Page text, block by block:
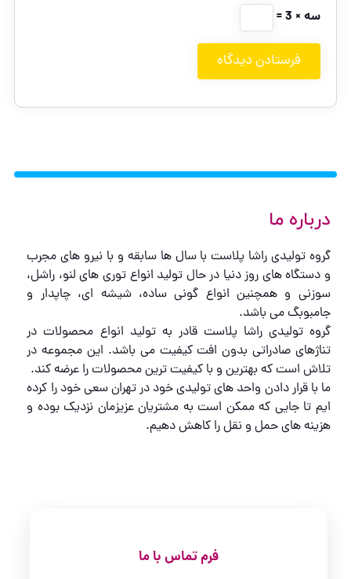
سه × 3 =
درباره ما
گروه تولیدی راشا پلاست با سال ها سابقه و با نیرو های مجرب
و دستگاه های روز دنیا در حال تولید انواع توری های لنو، راشل،
سوزنی و همچنین انواع گونی ساده، شیشه ای، چاپدار و
جامبوبگ می باشد.
گروه تولیدی راشا پلاست قادر به تولید انواع محصولات در
تناژهای صادراتی بدون افت کیفیت می باشد. این مجموعه در
تلاش است که بهترین و با کیفیت ترین محصولات را عرضه کند.
ما با قرار دادن واحد های تولیدی خود در تهران سعی خود را کرده
ایم تا جایی که ممکن است به مشتریان عزیزمان نزدیک بوده و
هزینه های حمل و نقل را کاهش دهیم.
فرم تماس با ما